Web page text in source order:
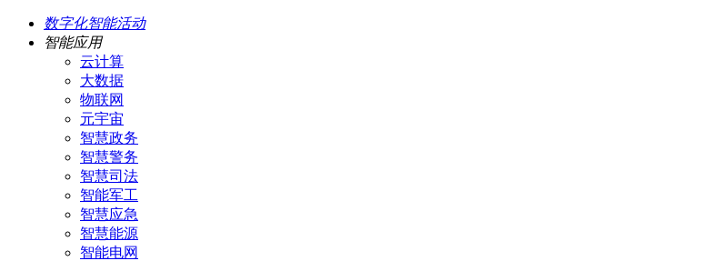
数字化智能活动
智能应用
云计算
大数据
物联网
元宇宙
智慧政务
智慧警务
智慧司法
智能军工
智慧应急
智慧能源
智能电网